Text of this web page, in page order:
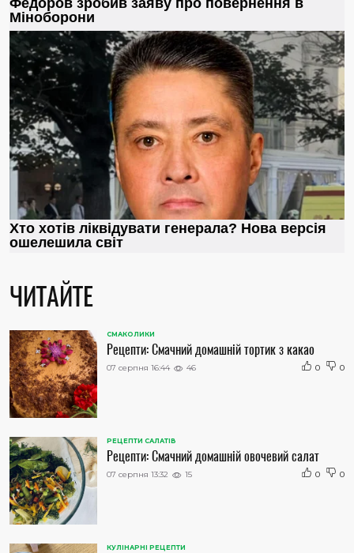
ЧИТАЙТЕ
СМАКОЛИКИ
Рецепти: Смачний домашній тортик з какао
07 серпня 16:44 46 0 0
РЕЦЕПТИ САЛАТІВ
Рецепти: Смачний домашній овочевий салат
07 серпня 13:32 15 0 0
КУЛІНАРНІ РЕЦЕПТИ